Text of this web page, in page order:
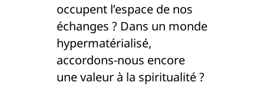
occupent l’espace de nos
échanges ? Dans un monde
hypermatérialisé,
accordons-nous encore
une valeur à la spiritualité ?